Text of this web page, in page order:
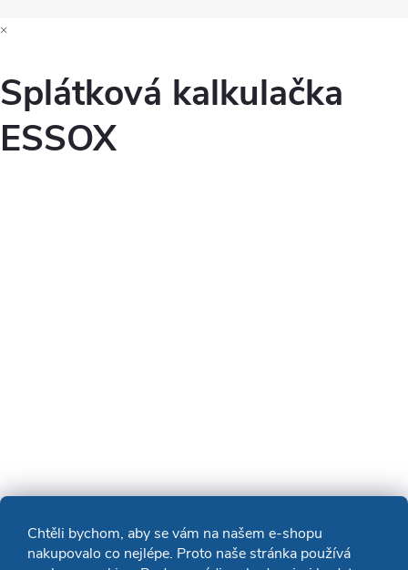
Chtěli bychom, aby se vám na našem e-shopu
nakupovalo co nejlépe. Proto naše stránka používá
×
Splátková kalkulačka
ESSOX